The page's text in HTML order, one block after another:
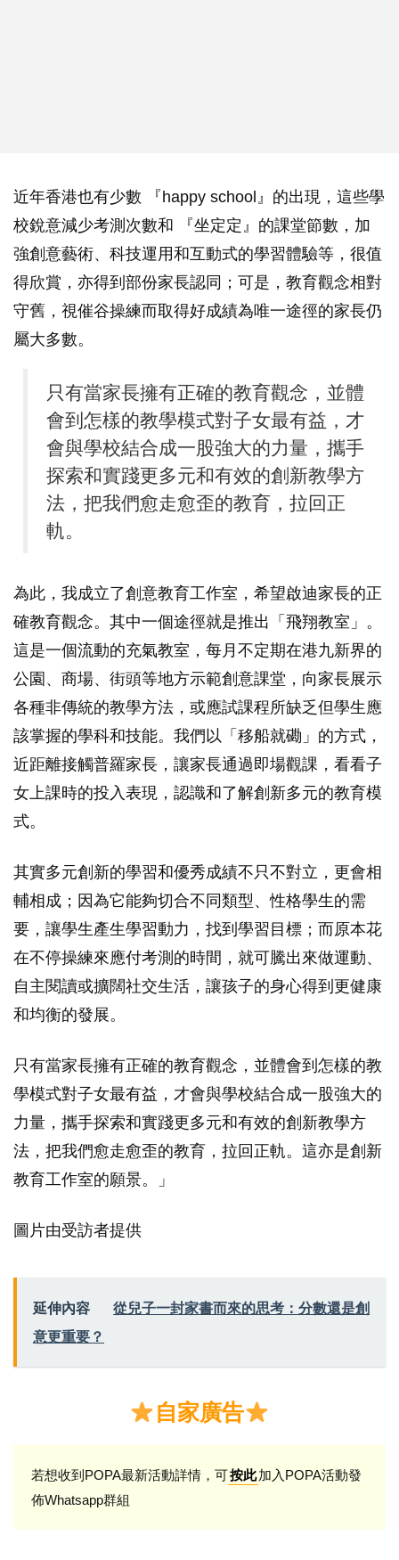
近年香港也有少數 『happy school』的出現，這些學
校銳意減少考測次數和 『坐定定』的課堂節數，加
強創意藝術、科技運用和互動式的學習體驗等，很值
得欣賞，亦得到部份家長認同；可是，教育觀念相對
守舊，視催谷操練而取得好成績為唯一途徑的家長仍
屬大多數。
只有當家長擁有正確的教育觀念，並體
會到怎樣的教學模式對子女最有益，才
會與學校結合成一股強大的力量，攜手
探索和實踐更多元和有效的創新教學方
法，把我們愈走愈歪的教育，拉回正
軌。
為此，我成立了創意教育工作室，希望啟迪家長的正
確教育觀念。其中一個途徑就是推出「飛翔教室」。
這是一個流動的充氣教室，每月不定期在港九新界的
公園、商場、街頭等地方示範創意課堂，向家長展示
各種非傳統的教學方法，或應試課程所缺乏但學生應
該掌握的學科和技能。我們以「移船就磡」的方式，
近距離接觸普羅家長，讓家長通過即場觀課，看看子
女上課時的投入表現，認識和了解創新多元的教育模
式。
其實多元創新的學習和優秀成績不只不對立，更會相
輔相成；因為它能夠切合不同類型、性格學生的需
要，讓學生產生學習動力，找到學習目標；而原本花
在不停操練來應付考測的時間，就可騰出來做運動、
自主閱讀或擴闊社交生活，讓孩子的身心得到更健康
和均衡的發展。
只有當家長擁有正確的教育觀念，並體會到怎樣的教
學模式對子女最有益，才會與學校結合成一股強大的
力量，攜手探索和實踐更多元和有效的創新教學方
法，把我們愈走愈歪的教育，拉回正軌。這亦是創新
教育工作室的願景。」
圖片由受訪者提供
延伸內容
從兒子一封家書而來的思考：分數還是創
意更重要？
自家廣告
若想收到POPA最新活動詳情，可按此加入POPA活動發
佈Whatsapp群組